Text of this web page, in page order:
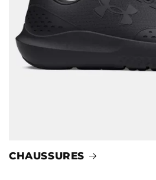
CHAUSSURES